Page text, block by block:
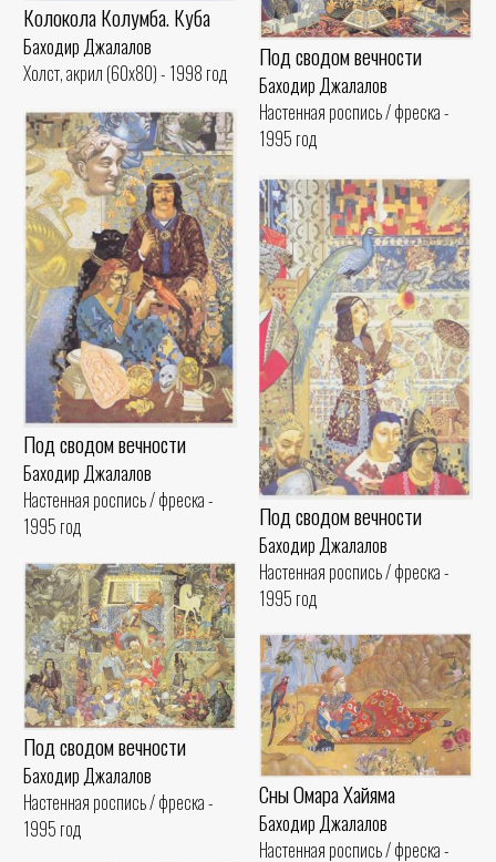
Колокола Колумба. Куба
Баходир Джалалов
Холст, акрил (60x80) - 1998 год
Под сводом вечности
Баходир Джалалов
Настенная роспись / фреска -
1995 год
Под сводом вечности
Баходир Джалалов
Настенная роспись / фреска -
1995 год
Под сводом вечности
Баходир Джалалов
Настенная роспись / фреска -
1995 год
Под сводом вечности
Баходир Джалалов
Настенная роспись / фреска -
1995 год
Сны Омара Хайяма
Баходир Джалалов
Настенная роспись / фреска -